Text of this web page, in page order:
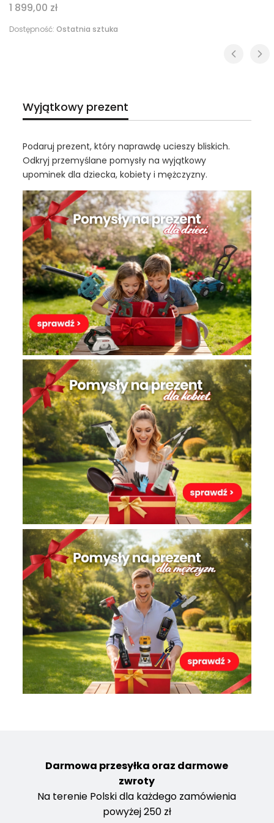
Cena
1 899,00 zł
Dostępność: Ostatnia sztuka
Wyjątkowy prezent
Podaruj prezent, który naprawdę ucieszy bliskich.
Odkryj przemyślane pomysły na wyjątkowy
upominek dla dziecka, kobiety i mężczyzny.
Darmowa przesyłka oraz darmowe
zwroty
Na terenie Polski dla każdego zamówienia
powyżej 250 zł